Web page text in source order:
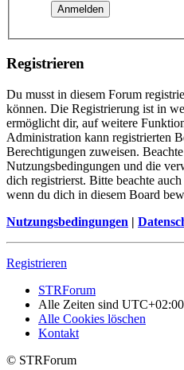
Registrieren
Du musst in diesem Forum
können. Die Registrierung ist in
ermöglicht dir, auf weitere
Administration kann registrierten
Berechtigungen zuweisen.
Nutzungsbedingungen und die
dich registrierst. Bitte beachte
wenn du dich in diesem Board
Nutzungsbedingungen |
Registrieren
STRForum
Alle Zeiten sind UTC+02:00
Alle Cookies löschen
Kontakt
© STRForum